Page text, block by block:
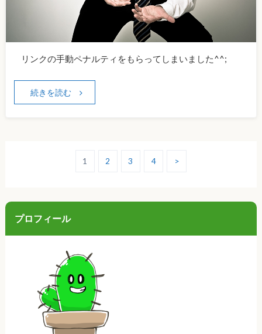
リンクの手動ペナルティをもらってしまいました^^;
続きを読む
1 2 3 4 >
プロフィール